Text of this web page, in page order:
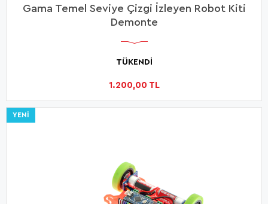
Gama Temel Seviye Çizgi İzleyen Robot Kiti
Demonte
1.200,00 TL
TÜKENDİ
YENI